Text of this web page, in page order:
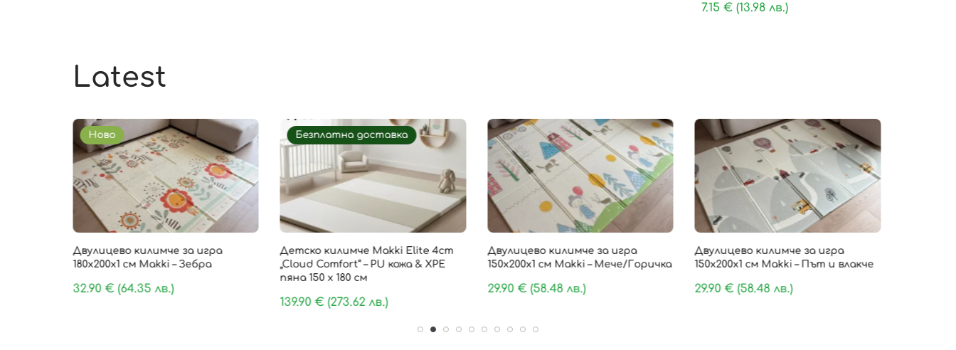
7.15€ (13.98 лв.)
Latest
Ново
Двулицево килимче за игра
180х200х1 см Makki – Зебра
32.90 €(64.35 лв.)
Безплатна доставка
Детско килимче Makki Elite 4cm
„Cloud Comfort“ – PU кожа & XPE
пяна 150 х 180 см
139.90€(273.62 лв.)
Двулицево килимче за игра
150х200х1 см Makki – Мече/Горичка
29.90 €(58.48 лв.)
Двулицево килимче за игра
150х200х1 см Makki – Път и влакче
29.90€(58.48 лв.)